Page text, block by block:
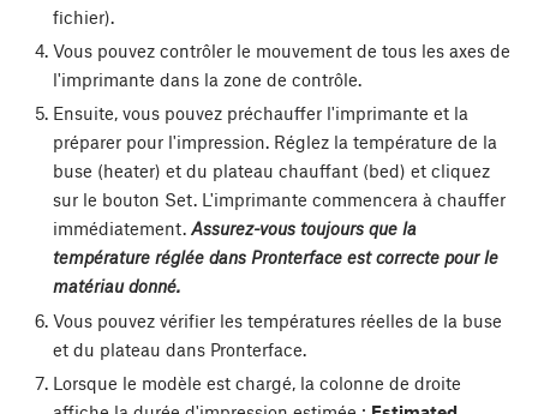
fichier).
Vous pouvez contrôler le mouvement de tous les axes de
l'imprimante dans la zone de contrôle.
Ensuite, vous pouvez préchauffer l'imprimante et la
préparer pour l'impression. Réglez la température de la
buse (heater) et du plateau chauffant (bed) et cliquez
sur le bouton Set. L'imprimante commencera à chauffer
immédiatement. Assurez-vous toujours que la
température réglée dans Pronterface est correcte pour le
matériau donné.
Vous pouvez vérifier les températures réelles de la buse
et du plateau dans Pronterface.
Lorsque le modèle est chargé, la colonne de droite